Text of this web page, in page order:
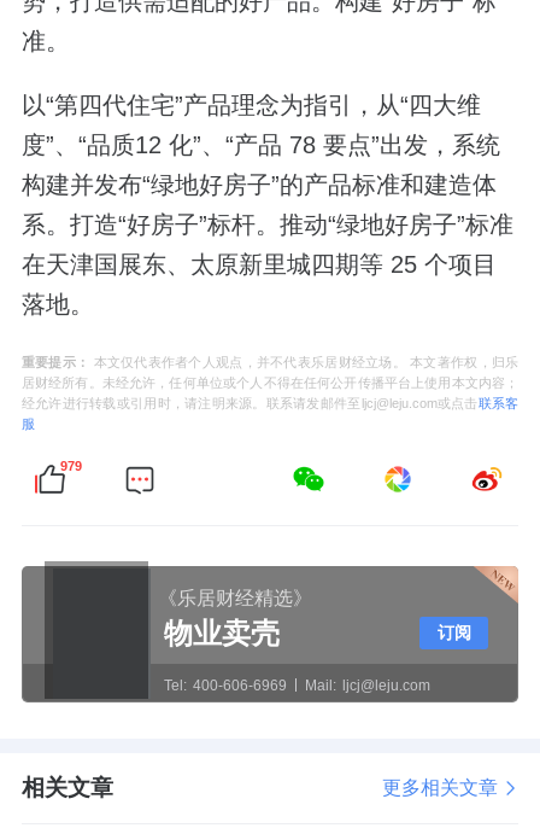
准。
以“第四代住宅”产品理念为指引，从“四大维
度”、“品质12 化”、“产品 78 要点”出发，系统
构建并发布“绿地好房子”的产品标准和建造体
系。打造“好房子”标杆。推动“绿地好房子”标准
在天津国展东、太原新里城四期等 25 个项目
落地。
重要提示：
本文仅代表作者个人观点，并不代表乐居财经立场。 本文著作权，归乐
居财经所有。未经允许，任何单位或个人不得在任何公开传播平台上使用本文内容；
经允许进行转载或引用时，请注明来源。联系请发邮件至ljcj@leju.com或点击联系客
服
979
《乐居财经精选》
物业卖壳
Tel: 400-606-6969 Mail: ljcj@leju.com
订阅
相关文章 更多相关文章